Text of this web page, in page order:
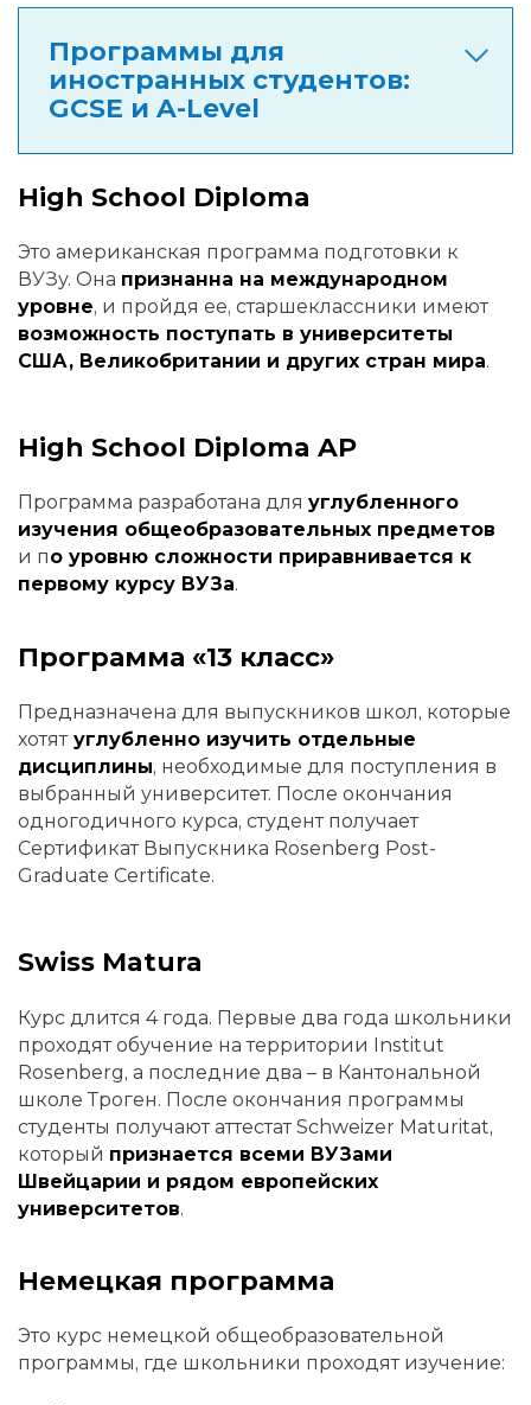
Программы для
иностранных студентов:
GCSE и A-Level
High School Diploma
Это американская программа подготовки к
ВУЗу. Она признанна на международном
уровне, и пройдя ее, старшеклассники имеют
возможность поступать в университеты
США, Великобритании и других стран мира.
High School Diploma AP
Программа разработана для углубленного
изучения общеобразовательных предметов
и по уровню сложности приравнивается к
первому курсу ВУЗа.
Программа «13 класс»
Предназначена для выпускников школ, которые
хотятуглубленно изучить отдельные
дисциплины, необходимые для поступления в
выбранный университет. После окончания
одногодичного курса, студент получает
Сертификат Выпускника Rosenberg Post-
Graduate Certificate.
Swiss Matura
Курс длится 4 года. Первые два года школьники
проходят обучение на территории Institut
Rosenberg, а последние два – в Кантональной
школе Троген. После окончания программы
студенты получают аттестат Schweizer Maturitat,
который признается всеми ВУЗами
Швейцарии и рядом европейских
университетов.
Немецкая программа
Это курс немецкой общеобразовательной
программы, где школьники проходят изучение: